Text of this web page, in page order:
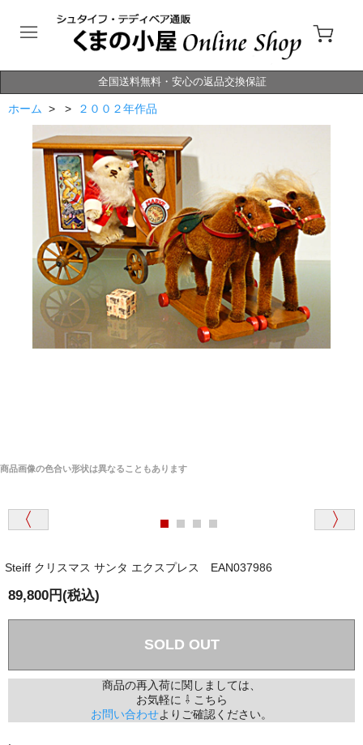
全国送料無料・安心の返品交換保証
ホーム > > ２００２年作品
商品画像の色合い形状は異なることもあります
Steiff クリスマス サンタ エクスプレス EAN037986
89,800円(税込)
SOLD OUT
商品の再入荷に関しましては、
お気軽に ⇩ こちら
お問い合わせよりご確認ください。